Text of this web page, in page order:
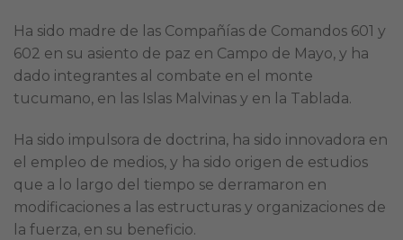
Ha sido madre de las Compañías de Comandos 601 y
602 en su asiento de paz en Campo de Mayo, y ha
dado integrantes al combate en el monte
tucumano, en las Islas Malvinas y en la Tablada.
Ha sido impulsora de doctrina, ha sido innovadora en
el empleo de medios, y ha sido origen de estudios
que a lo largo del tiempo se derramaron en
modificaciones a las estructuras y organizaciones de
la fuerza, en su beneficio.